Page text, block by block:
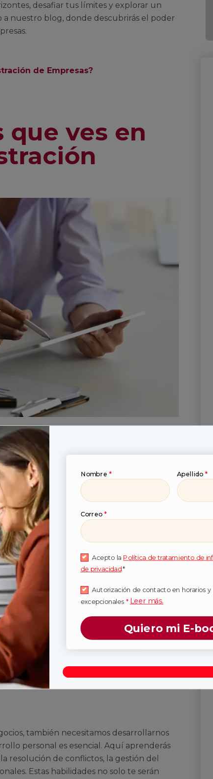
desafiar tus límites y explorar un
nuestro blog, donde descubrirás el poder
de Empresas?
que ves en
para entender cómo funciona el
las necesidades de sus clientes.
de mercado y cómo crear
la creatividad y el análisis de datos, esta
gestionar una empresa. Conocerás
con los aspectos legales y éticos
Esta materia sentará las bases para que
de trabajo de manera exitosa.
también necesitamos desarrollarnos
personal es esencial. Aquí aprenderás
resolución de conflictos, la gestión del
Estas habilidades no solo te serán
Nombre * Apellido *
Correo *
Acepto la Política de tratamiento de
de privacidad.*
Autorización de contacto en horarios y
excepcionales * Leer más.
Quiero mi E-